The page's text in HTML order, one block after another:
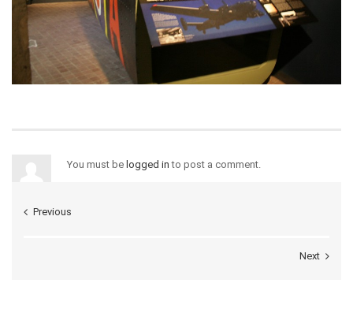
You must be logged in to post a comment.
Previous
Next